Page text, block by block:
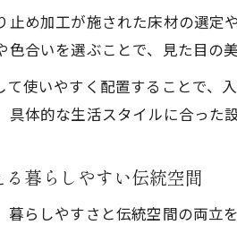
お風呂リフ
費用を抑えるク
お風呂リフ
低コストで
費用対効果の
止め加工が施された床材の選
合いを選ぶことで、見た目の
て使いやすく配置することで、
体的な生活スタイルに合った
暮らしやすい伝統空間
暮らしやすさと伝統空間の両